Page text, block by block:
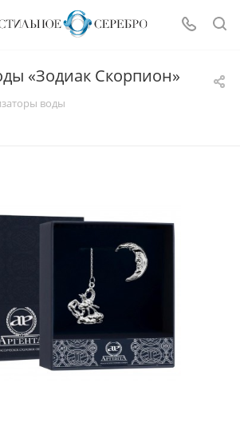
«Зодиак Скорпион»
воды